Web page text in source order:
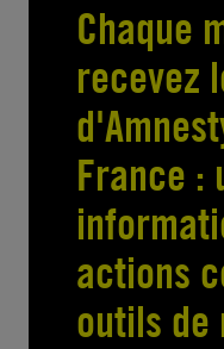
Chaque
recevez
France :
actions
outils de